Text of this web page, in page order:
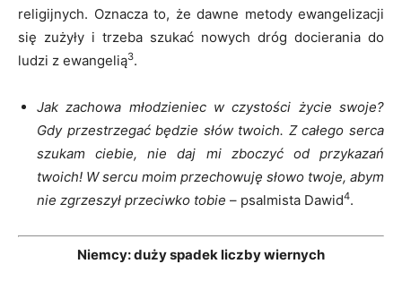
religijnych. Oznacza to, że dawne metody ewangelizacji
się zużyły i trzeba szukać nowych dróg docierania do
ludzi z ewangelią3.
Jak zachowa młodzieniec w czystości życie swoje?
Gdy przestrzegać będzie słów twoich. Z całego serca
szukam ciebie, nie daj mi zboczyć od przykazań
twoich! W sercu moim przechowuję słowo twoje, abym
nie zgrzeszył przeciwko tobie – psalmista Dawid4.
Niemcy: duży spadek liczby wiernych